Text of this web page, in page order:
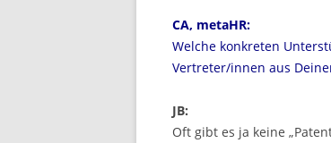
CA, metaHR:
Welche konkreten
Vertreter/innen aus
JB:
Oft gibt es ja keine